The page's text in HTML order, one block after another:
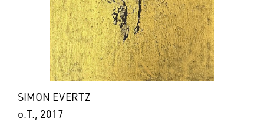
SIMON EVERTZ
o.T., 2017